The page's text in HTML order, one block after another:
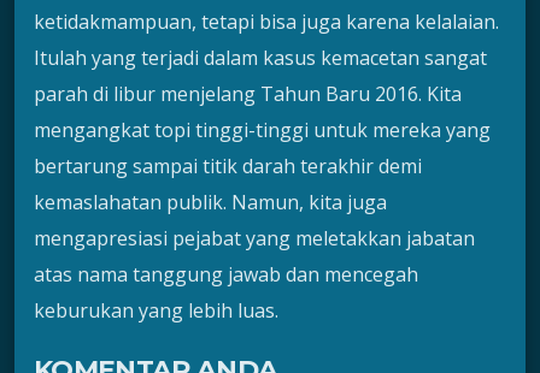
ketidakmampuan, tetapi bisa juga karena kelalaian.
Itulah yang terjadi dalam kasus kemacetan sangat
parah di libur menjelang Tahun Baru 2016. Kita
mengangkat topi tinggi-tinggi untuk mereka yang
bertarung sampai titik darah terakhir demi
kemaslahatan publik. Namun, kita juga
mengapresiasi pejabat yang meletakkan jabatan
atas nama tanggung jawab dan mencegah
keburukan yang lebih luas.